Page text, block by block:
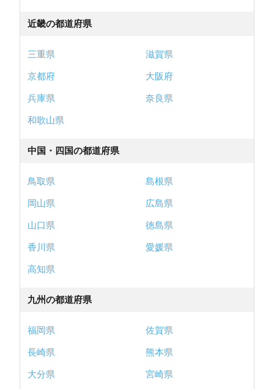
近畿の都道府県
三重県
滋賀県
京都府
大阪府
兵庫県
奈良県
和歌山県
中国・四国の都道府県
鳥取県
島根県
岡山県
広島県
山口県
徳島県
香川県
愛媛県
高知県
九州の都道府県
福岡県
佐賀県
長崎県
熊本県
大分県
宮崎県